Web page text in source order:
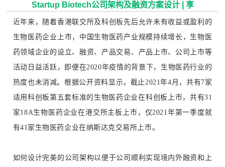
Startup Biotech公司架构及融资方案设计 | 享
近年来，随着香港联交所及科创板先后允许未有收益或盈利的
生物医药企业上市，中国生物医药产业规模持续增长，生物医
药领域企业的设立、融资、产品交易、产品上市、公司上市等
活动日益活跃，即便在2020年疫情的背景下，生物医药行业的
热度也未消减。根据公开资料显示，截止2021年4月，共有7家
适用科创板第五套标准的生物医药企业在科创板上市，共有31
家18A生物医药企业在港交所主板上市，仅2021年第一季度就
有41家生物医药企业在纳斯达克交易所上市。
如何设计完美的公司架构以便于公司顺利实现境内外融资和上